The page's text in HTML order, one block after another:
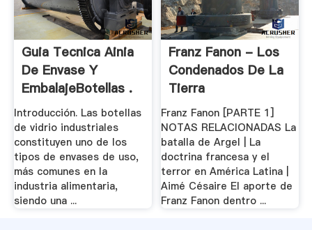
Guia Tecnica Ainia
De Envase Y
EmbalajeBotellas .
Introducción. Las botellas
de vidrio industriales
constituyen uno de los
tipos de envases de uso,
más comunes en la
industria alimentaria,
siendo una ...
Franz Fanon - Los
Condenados De La
Tierra
Franz Fanon [PARTE 1]
NOTAS RELACIONADAS La
batalla de Argel | La
doctrina francesa y el
terror en América Latina |
Aimé Césaire El aporte de
Franz Fanon dentro ...